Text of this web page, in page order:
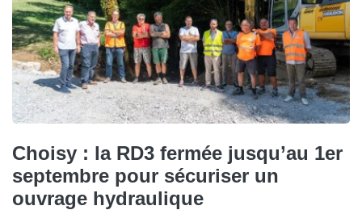
Choisy : la RD3 fermée jusqu’au 1er
septembre pour sécuriser un
ouvrage hydraulique